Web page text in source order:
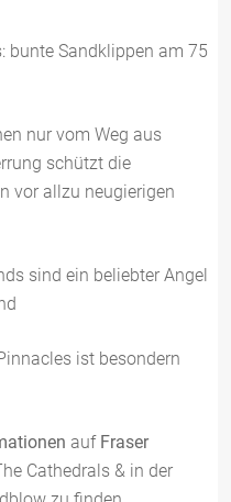
nur vom Weg aus
schützt die
vor allzu neugierigen
ist besondern
aufFraser
Cathedrals & in der